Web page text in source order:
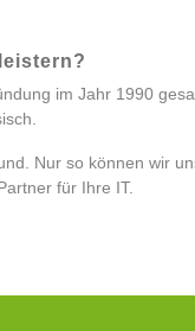
im Jahr 1990
Nur so können wir
für Ihre IT.